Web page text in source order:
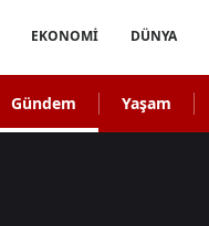
EKONOMİ DÜNYA
Gündem Yaşam